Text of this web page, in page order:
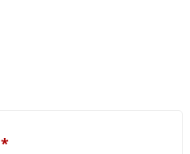
*Obligatoire